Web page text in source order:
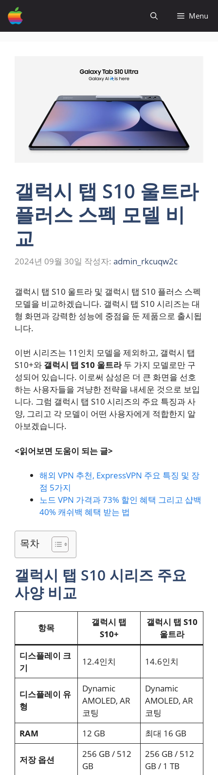
츠
Menu
갤럭시 탭 S10 울트라
플러스 스펙 모델 비
교
2024년 09월 30일 작성자: admin_rkcuqw2c
갤럭시 탭 S10 울트라 및 갤럭시 탭 S10 플러스 스펙
모델을 비교하겠습니다. 갤럭시 탭 S10 시리즈는 대
형 화면과 강력한 성능에 중점을 둔 제품으로 출시됩
니다.
이번 시리즈는 11인치 모델을 제외하고, 갤럭시 탭
S10+와 갤럭시 탭 S10 울트라두 가지 모델로만 구
성되어 있습니다. 이로써 삼성은 더 큰 화면을 선호
하는 사용자들을 겨냥한 전략을 내세운 것으로 보입
니다. 그럼 갤럭시 탭 S10 시리즈의 주요 특징과 사
양, 그리고 각 모델이 어떤 사용자에게 적합한지 알
아보겠습니다.
<읽어보면 도움이 되는 글>
해외 VPN 추천, ExpressVPN 주요 특징 및 장
점 5가지
노드 VPN 가격과 73% 할인 혜택 그리고 샵백
40% 캐쉬백 혜택 받는 법
목차
갤럭시 탭 S10 시리즈 주요
사양 비교
항목
갤럭시 탭
S10+
갤럭시 탭 S10
울트라
디스플레이 크
기
12.4인치 14.6인치
디스플레이 유
형
Dynamic
AMOLED, AR
코팅
Dynamic
AMOLED, AR
코팅
RAM
12 GB 최대 16 GB
저장 옵션
256 GB / 512
GB
256 GB / 512
GB / 1 TB